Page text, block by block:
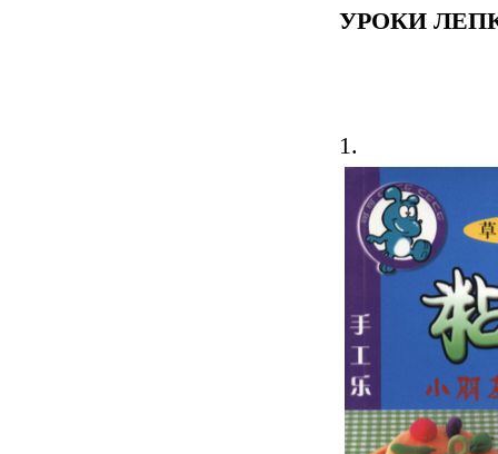
УРОКИ
1.